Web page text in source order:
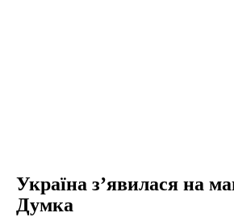
Україна з’явилася на
Думка